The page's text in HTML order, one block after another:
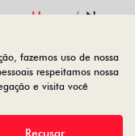
Home Novos
é a vida.
fazemos uso de nossa
respeitamos nossa
e visita você
Recusar